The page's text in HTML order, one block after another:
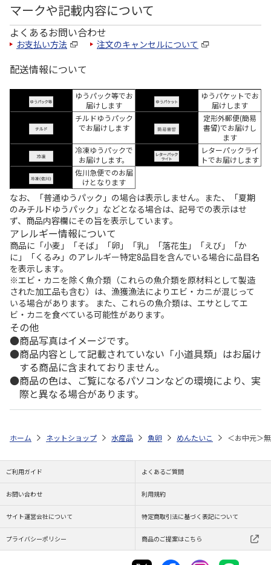
マークや記載内容について
よくあるお問い合わせ
お支払い方法 注文のキャンセルについて
配送情報について
ゆうパック等でお
届けします
ゆうパケットでお
届けします
チルドゆうパック
でお届けします
定形外郵便(簡易
書留)でお届けし
ます
冷凍ゆうパックで
お届けします。
レターパックライ
トでお届けします
佐川急便でのお届
けとなります
なお、「普通ゆうパック」の場合は表示しません。また、「夏期
のみチルドゆうパック」などとなる場合は、記号での表示はせ
ず、商品内容欄にその旨を表示しています。
アレルギー情報について
商品に「小麦」「そば」「卵」「乳」「落花生」「えび」「か
に」「くるみ」のアレルギー特定8品目を含んでいる場合に品目名
を表示します。
※エビ・カニを除く魚介類（これらの魚介類を原材料として製造
された加工品も含む）は、漁獲漁法によりエビ・カニが混じって
いる場合があります。 また、これらの魚介類は、エサとしてエ
ビ・カニを食べている可能性があります。
その他
商品写真はイメージです。
商品内容として記載されていない「小道具類」はお届け
する商品に含まれておりません。
商品の色は、ご覧になるパソコンなどの環境により、実
際と異なる場合があります。
ホーム ネットショップ 水産品 魚卵 めんたいこ ＜お中元＞
ご利用ガイド よくあるご質問
お問い合わせ 利用規約
サイト運営会社について 特定商取引法に基づく表記について
プライバシーポリシー 商品のご提案はこちら